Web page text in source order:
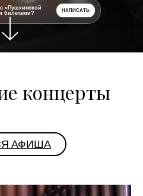
«Пушкинской
билетами?
НАПИСАТЬ
концерты
АФИША